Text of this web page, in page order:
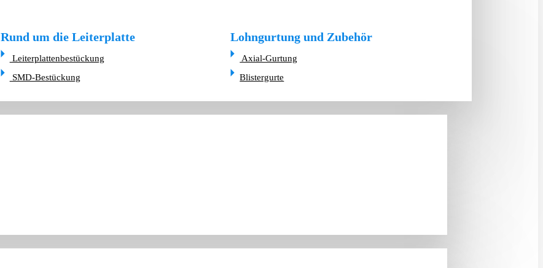
Rund um die Leiterplatte
Leiterplattenbestückung
SMD-Bestückung
Lohngurtung und Zubehör
Axial-Gurtung
Blistergurte